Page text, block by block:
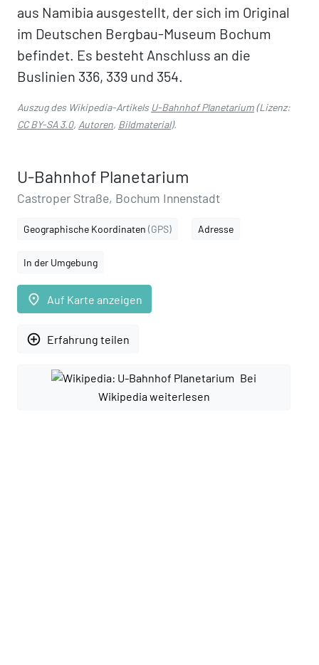
aus Namibia ausgestellt, der sich im Original
im Deutschen Bergbau-Museum Bochum
befindet. Es besteht Anschluss an die
Buslinien 336, 339 und 354.
Auszug des Wikipedia-Artikels U-Bahnhof Planetarium(Lizenz:
CC BY-SA 3.0, Autoren, Bildmaterial).
U-Bahnhof Planetarium
Castroper Straße, Bochum Innenstadt
Geographische Koordinaten (GPS) Adresse
In der Umgebung
place Auf Karte anzeigen
add_circle_outline Erfahrung teilen
Bei
Wikipedia weiterlesen